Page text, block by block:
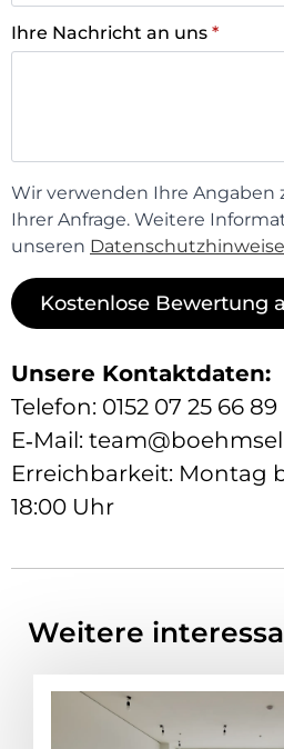
Ihre Nachricht an uns *
Wir verwenden Ihre Angaben
Ihrer Anfrage. Weitere
unseren
Kostenlose Bewertung
Unsere Kontaktdaten:
Telefon: 0152 07 25 66 89
E‑Mail:
Erreichbarkeit: Montag
18:00 Uhr
Weitere